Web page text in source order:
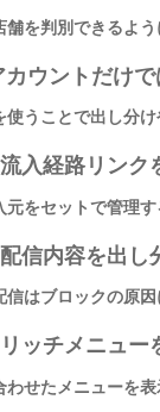
舗を判別できるよう
ウントだけ
使うことで出し分
入経路リンク
元をセットで管理す
信内容を出し
信はブロックの原因
ッチメニュー
わせたメニューを表